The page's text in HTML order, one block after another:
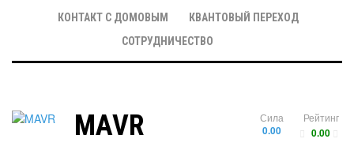
КОНТАКТ С ДОМОВЫМ
КВАНТОВЫЙ ПЕРЕХОД
СОТРУДНИЧЕСТВО
Рейтинг
0.00
Сила
0.00
MAVR